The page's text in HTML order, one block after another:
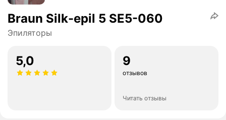
Braun Silk-epil 5 SE5-060
Эпиляторы
5,0 9
отзывов
Читать отзывы